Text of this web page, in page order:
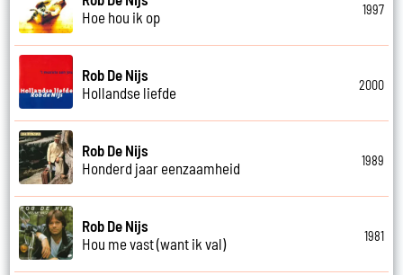
Hoe hou ik op
1997
Rob De Nijs
Hollandse liefde
2000
Rob De Nijs
Honderd jaar eenzaamheid
1989
Rob De Nijs
Hou me vast (want ik val)
1981